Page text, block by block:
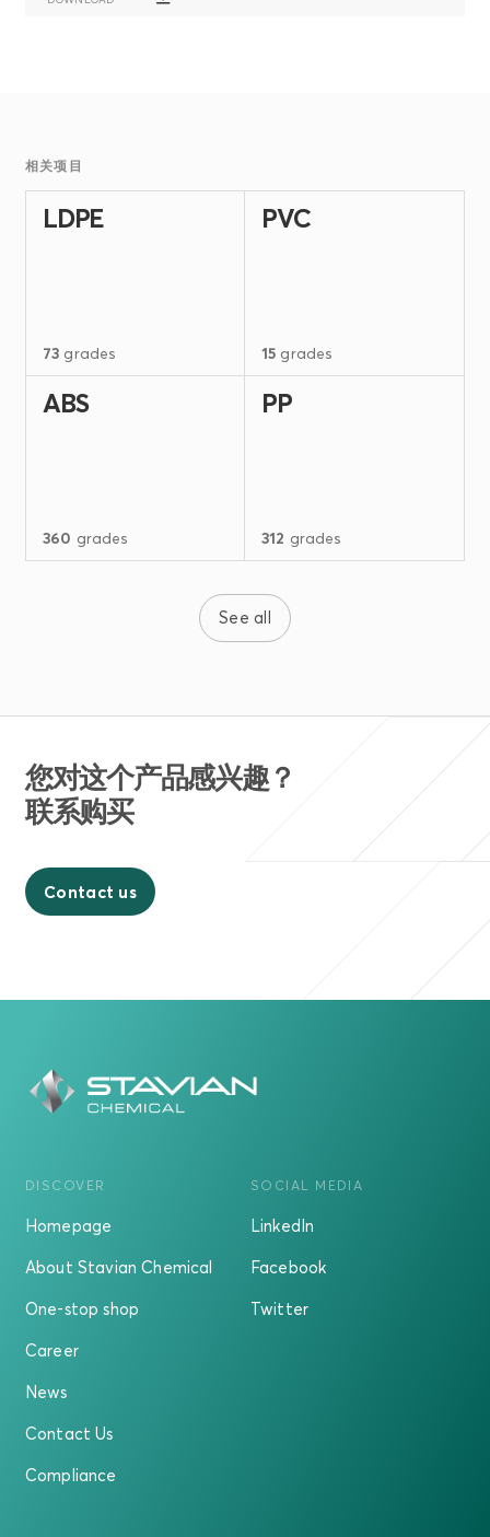
相关项目
LDPE
73 grades
PVC
15 grades
ABS
360 grades
PP
312 grades
See all
您对这个产品感兴趣？
联系购买
Contact us
DISCOVER
Homepage
About Stavian Chemical
One-stop shop
Career
News
Contact Us
Compliance
SOCIAL MEDIA
LinkedIn
Facebook
Twitter